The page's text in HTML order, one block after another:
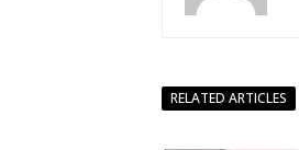
RELATED ARTICLES